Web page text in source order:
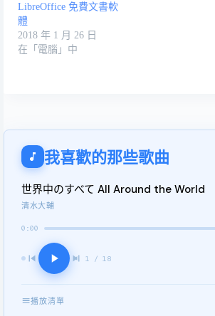
LibreOffice 免費文書軟
體
2018 年 1 月 26 日
在「電腦」中
我喜歡的那些歌曲
世界中のすべて All Around the World
清水大輔
0:00
1 / 18
播放清單